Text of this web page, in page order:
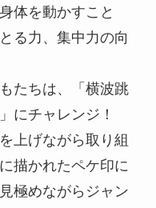
体を動かすこと
る力、集中力の向
たちは、「横波跳
にチャレンジ！
上げながら取り組
描かれたペケ印に
極めながらジャン